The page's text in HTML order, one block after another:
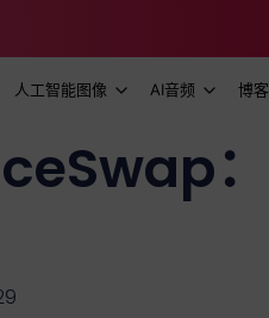
人工智能图像 AI音频 博客
：